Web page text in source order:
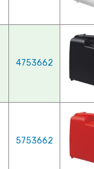
4753662
5753662